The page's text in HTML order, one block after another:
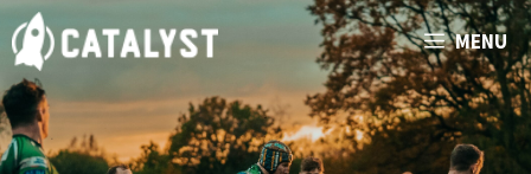
Aller
au
contenu
MENU